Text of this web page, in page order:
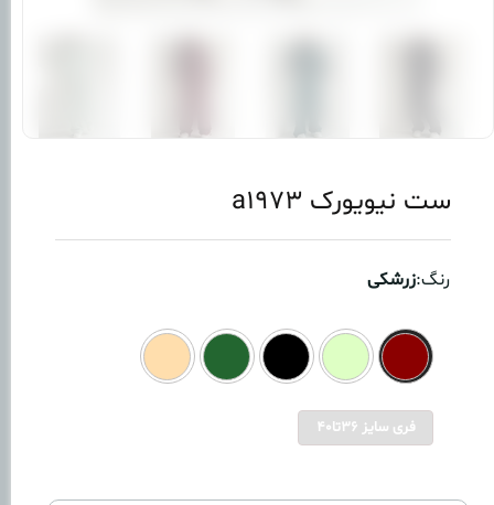
ست نیویورک a1973
رنگ:زرشکی
فری سایز 36تا40